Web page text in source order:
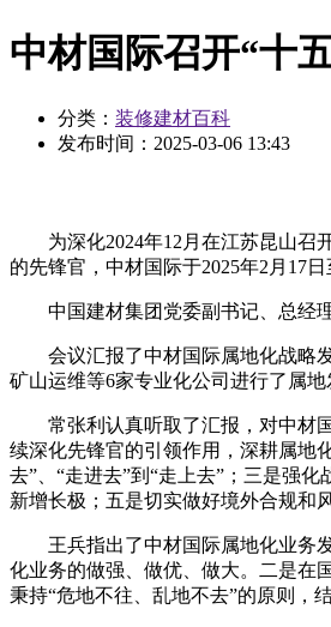
中材国际召开“十
分类： 装修建材百科
发布时间： 2025-03-06 13:43
为深化2024年12月在江苏昆山召开
的先锋官，中材国际于2025年2月17
中国建材集团党委副书记、总经理
会议汇报了中材国际属地化战略发
矿山运维等6家专业化公司进行了属地
常张利认真听取了汇报，对中材国
续深化先锋官的引领作用，深耕属地
去”、“走进去”到“走上去”；三是强
新增长极；五是切实做好境外合规和
王兵指出了中材国际属地化业务发
化业务的做强、做优、做大。二是在
秉持“危地不往、乱地不去”的原则，